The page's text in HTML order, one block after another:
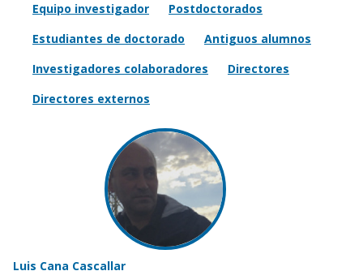
Equipo investigador
Postdoctorados
Estudiantes de doctorado
Antiguos alumnos
Investigadores colaboradores
Directores
Directores externos
Luis Cana Cascallar